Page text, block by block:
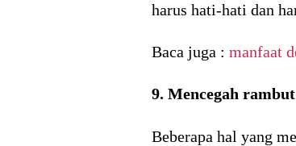
harus hati-hati dan
Baca juga : manfaat
9. Mencegah
Beberapa hal yang